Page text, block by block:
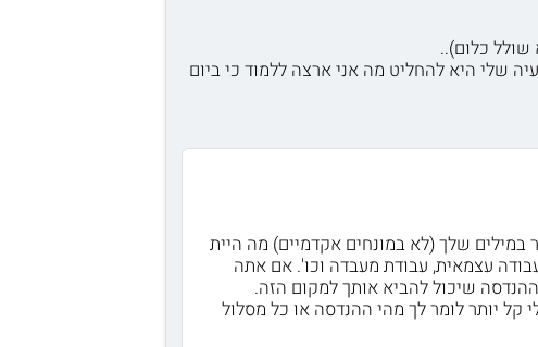
שולל כלום)..
שלי היא להחליט מה אני ארצה ללמוד כי ביום
שלך (לא במונחים אקדמיים) מה היית
עצמאית, עבודת מעבדה וכו'. אם אתה
שיכול להביא אותך למקום הזה.
יותר לומר לך מהי ההנדסה או כל מסלול